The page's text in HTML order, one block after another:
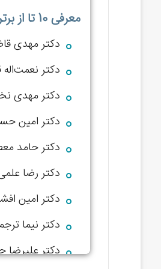
معرفی 10 تا از برترین دکتر اورولوژی در مشهد از دیدگاه وبسایت جراحتو:
دکتر مهدی
دکتر
دکتر مهدی
دکتر امین
دکتر حامد
دکتر رضا
دکتر امین
دکتر نیما
دکتر علیرضا